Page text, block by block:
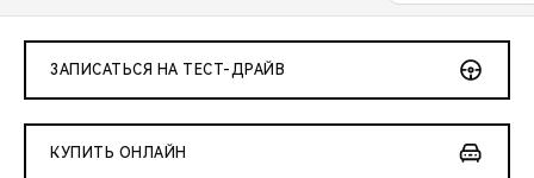
ЗАПИСАТЬСЯ НА ТЕСТ-ДРАЙВ
КУПИТЬ ОНЛАЙН